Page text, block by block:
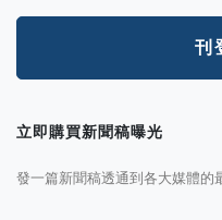
刊
立即購買新聞稿曝光
發一篇新聞稿透通到各大媒體的